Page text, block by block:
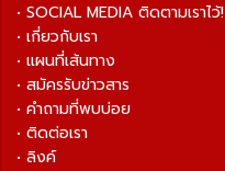
• SOCIAL MEDIA ติดตามเราไว้!
• เกี่ยวกับเรา
• แผนที่เส้นทาง
• สมัครรับข่าวสาร
• คำถามที่พบบ่อย
• ติดต่อเรา
• ลิงค์